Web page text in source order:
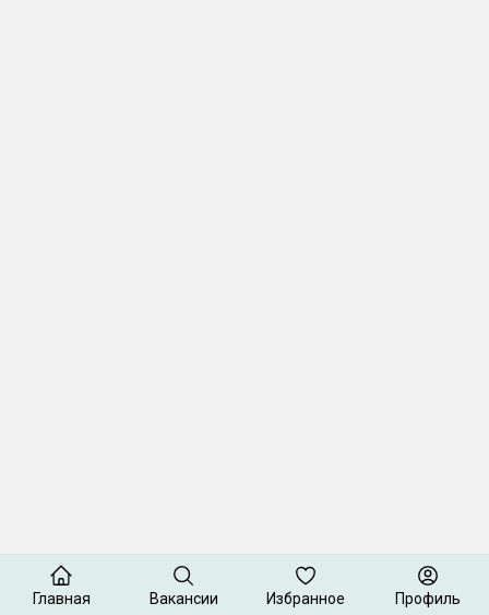
Главная Вакансии Избранное Профиль